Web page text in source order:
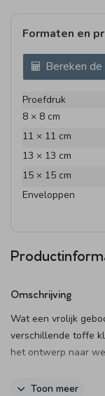
Formaten en
Bereken
Proefdruk
8 × 8 cm
11 × 11 cm
13 × 13 cm
15 × 15 cm
Enveloppen
Omschrijving
Wat een vrolijk
verschillende toffe
het ontwerp naar
Dit product maakt
Toon meer